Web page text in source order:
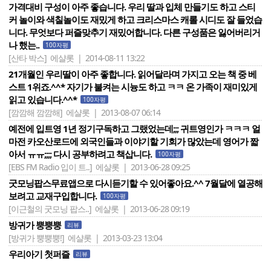
가격대비 구성이 아주 좋습니다. 우리 딸과 입체 만들기도 하고 스티
커 놀이와 색칠놀이도 재밌게 하고 크리스마스 캐롤 시디도 잘 들었습
니다. 무엇보다 퍼즐맞추기 재밌어합니다. 다른 구성품은 잃어버리거
나 했는..
100자평
[산타 박스] 에샬롯 | 2014-08-11 13:22
21개월인 우리딸이 아주 좋합니다. 읽어달라며 가지고 오는 책 중 베
스트 1위죠.^^* 자기가 불켜는 시늉도 하고 ㅋㅋ 온 가족이 재미있게
읽고 있습니다.^^*
100자평
[깜깜해 깜깜해] 에샬롯 | 2013-08-07 06:14
예전에 입트영 1년 정기구독하고 그랬었는데;;; 귀트영인가 ㅋㅋㅋ 얼
마전 카오산로드에 외국인들과 이야기할 기회가 많았는데 영어가 짧
아서 ㅠㅠ;;;; 다시 공부하려고 책삽니다.
100자평
[EBS FM Radio 입이 트..] 에샬롯 | 2013-06-28 09:25
굿모닝팝스무료앱으로 다시듣기할 수 있어좋아요.^^ 7월달에 열공해
보려고 교재구입합니다.
100자평
[이근철의 굿모닝 팝스..] 에샬롯 | 2013-06-28 09:19
방귀가 뿡뿡뿡 리뷰
[방귀가 뿡뿡뿡!] 에샬롯 | 2013-03-23 13:04
우리아기 첫퍼즐 리뷰